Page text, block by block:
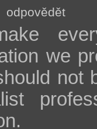
odpovědět
we
not